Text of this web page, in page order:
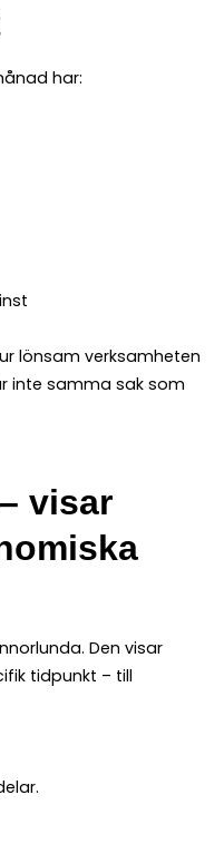
har:
lönsam verksamheten
inte samma sak som
visar
Den visar
tidpunkt – till